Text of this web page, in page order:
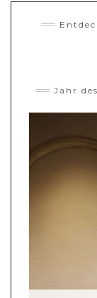
Jahr